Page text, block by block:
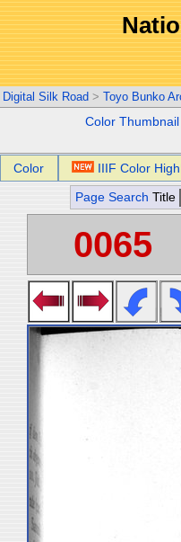
Digital Silk Road > Toyo Bunko
Color Thumbnail
Color IIIF Color
Page Search Title
0065